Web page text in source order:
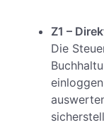
Z1 –
Die